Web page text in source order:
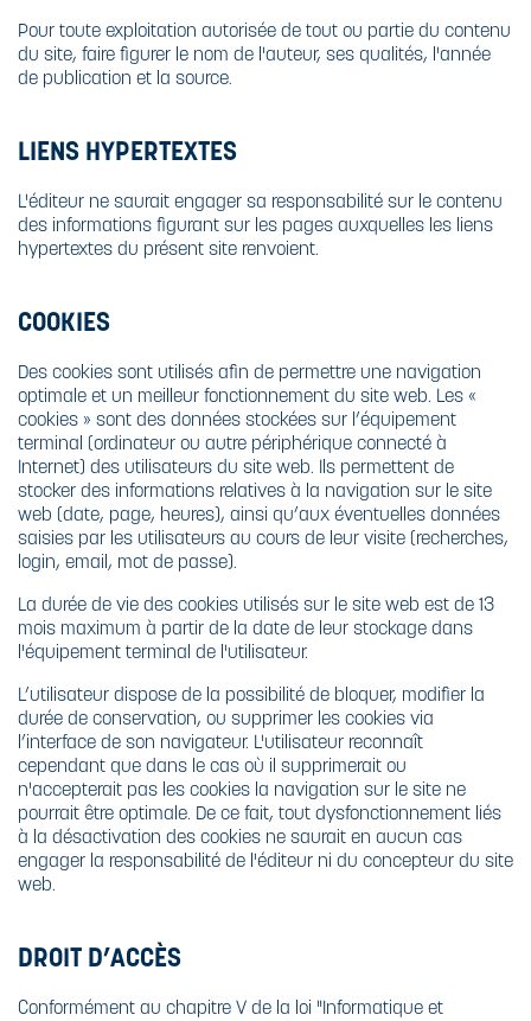
Pour toute exploitation autorisée de tout ou partie du contenu
du site, faire figurer le nom de l'auteur, ses qualités, l'année
de publication et la source.
LIENS HYPERTEXTES
L'éditeur ne saurait engager sa responsabilité sur le contenu
des informations figurant sur les pages auxquelles les liens
hypertextes du présent site renvoient.
COOKIES
Des cookies sont utilisés afin de permettre une navigation
optimale et un meilleur fonctionnement du site web. Les «
cookies » sont des données stockées sur l’équipement
terminal (ordinateur ou autre périphérique connecté à
Internet) des utilisateurs du site web. Ils permettent de
stocker des informations relatives à la navigation sur le site
web (date, page, heures), ainsi qu’aux éventuelles données
saisies par les utilisateurs au cours de leur visite (recherches,
login, email, mot de passe).
La durée de vie des cookies utilisés sur le site web est de 13
mois maximum à partir de la date de leur stockage dans
l'équipement terminal de l'utilisateur.
L’utilisateur dispose de la possibilité de bloquer, modifier la
durée de conservation, ou supprimer les cookies via
l’interface de son navigateur. L'utilisateur reconnaît
cependant que dans le cas où il supprimerait ou
n'accepterait pas les cookies la navigation sur le site ne
pourrait être optimale. De ce fait, tout dysfonctionnement liés
à la désactivation des cookies ne saurait en aucun cas
engager la responsabilité de l'éditeur ni du concepteur du site
web.
DROIT D’ACCÈS
Conformément au chapitre V de la loi "Informatique et